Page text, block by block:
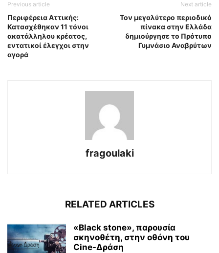
Previous article
Περιφέρεια Αττικής:
Κατασχέθηκαν 11 τόνοι
ακατάλληλου κρέατος,
εντατικοί έλεγχοι στην
αγορά
Next article
Τον μεγαλύτερο περιοδικό
πίνακα στην Ελλάδα
δημιούργησε το Πρότυπο
Γυμνάσιο Αναβρύτων
fragoulaki
RELATED ARTICLES
«Black stone», παρουσία
σκηνοθέτη, στην οθόνη του
Cine-Δράση